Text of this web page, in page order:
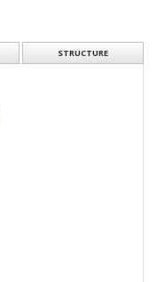
STRUCTURE